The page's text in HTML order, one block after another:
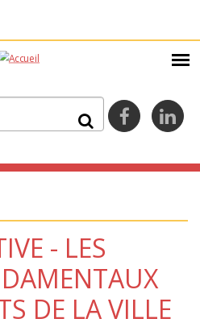
facebook
DE
- LES
DE LA VILLE